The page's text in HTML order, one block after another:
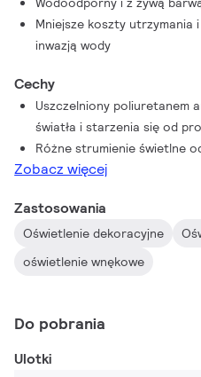
orientacyjnego na zewnątrz,
wydajność oświetlenia w
Mniejsze koszty utrzymania
inwazją wody
Cechy
Uszczelniony poliuretanem
światła i starzenia się od
Różne strumienie świetlne
Zobacz więcej
Zastosowania
Oświetlenie dekoracyjne
oświetlenie wnękowe
Do pobrania
Ulotki